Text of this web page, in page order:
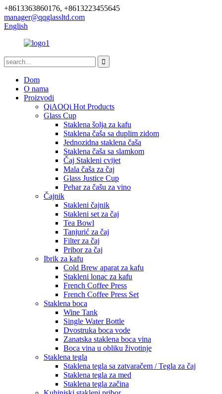
+8613363860176, +8613223455645
manager@qqglassltd.com
English
Dom
O nama
Proizvodi
QiAOQi Hot Products
Glass Cup
Staklena šolja za kafu
Staklena čaša sa duplim zidom
Jednozidna staklena čaša
Staklena čaša sa slamkom
Čaj Stakleni cvijet
Mala čaša za čaj
Glass Justice Cup
Pehar za čašu za vino
Čajnik
Stakleni čajnik
Stakleni set za čaj
Tea Bowl
Tanjurić za čaj
Filter za čaj
Pribor za čaj
Ibrik za kafu
Cold Brew aparat za kafu
Stakleni lonac za kafu
French Coffee Press
French Coffee Press Set
Staklena boca
Wine Tank
Single Water Bottle
Dvostruka boca vode
Zanatska staklena boca vina
Boca vina u obliku životinje
Staklena tegla
Staklena tegla sa zatvaračem / Tegla za čaj
Staklena tegla za med
Staklena tegla začina